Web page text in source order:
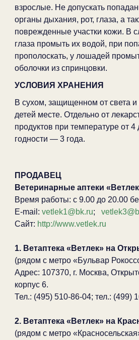
взрослые. Не допускать
органы дыхания, рот, глаза, а
поврежденные участки кожи. В
глаза промыть их водой, при
прополоскать, у лошадей
оболочки из спринцовки.
УСЛОВИЯ ХРАНЕНИЯ
В сухом, защищенном от света и
детей месте. Отдельно от
продуктов при температуре от
годности — 3 года.
ПРОДАВЕЦ
Ветеринарные аптеки
Время работы: с 9.00 до 20.00
E-mail: vetlek1@bk.ru;
Сайт: http://www.vetlek.ru
1. Ветаптека «Ветлек» на
(рядом с метро «Бульвар
Адрес: 107370, г. Москва,
корпус 6.
Тел.: (495) 510-86-04; тел.: (499)
2. Ветаптека «Ветлек» на
(рядом с метро